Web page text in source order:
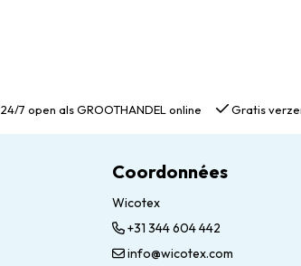
24/7 open als GROOTHANDEL online Gratis
Coordonnées
Wicotex
+31 344 604 442
info@wicotex.com